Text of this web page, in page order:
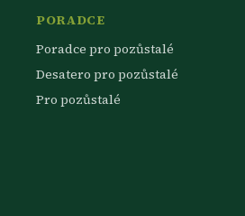
PORADCE
Poradce pro pozůstalé
Desatero pro pozůstalé
Pro pozůstalé